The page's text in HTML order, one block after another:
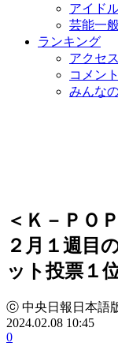
アイド
芸能一
ランキング
アクセス
コメント
みんな
＜Ｋ－ＰＯ
２月１週目
ット投票１
ⓒ 中央日報日本語
2024.02.08 10:45
0